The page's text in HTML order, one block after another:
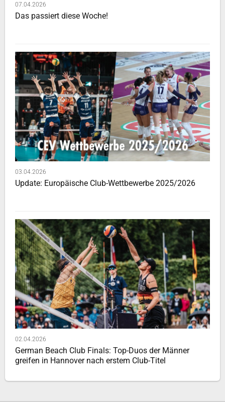
07.04.2026
Das passiert diese Woche!
03.04.2026
Update: Europäische Club-Wettbewerbe 2025/2026
02.04.2026
German Beach Club Finals: Top-Duos der Männer
greifen in Hannover nach erstem Club-Titel